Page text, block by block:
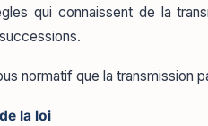
qui connaissent de la
normatif que la transmission
la loi